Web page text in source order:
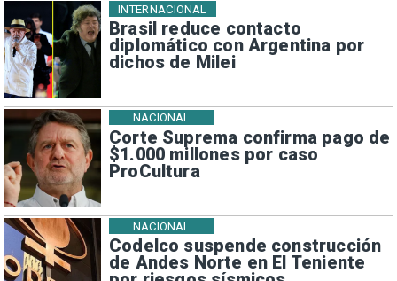
Brasil reduce contacto
diplomático con Argentina por
dichos de Milei
INTERNACIONAL
Corte Suprema confirma pago de
$1.000 millones por caso
ProCultura
NACIONAL
Codelco suspende construcción
de Andes Norte en El Teniente
NACIONAL